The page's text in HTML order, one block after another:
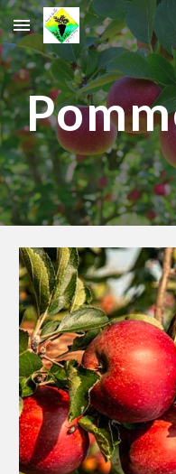
Skip to main content